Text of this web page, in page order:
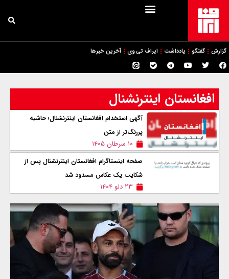
گزارش گفتگو یادداشت ایراف تی وی آخرین خبرها
افغانستان اینترنشنال
آگهی استخدام افغانستان اینترنشنال؛ حاشیه
پررنگ‌تر از متن
۱۰ سرطان ۱۴۰۵
صفحه اینستاگرام افغانستان اینترنشنال پس از
شکایت یک عکاس مسدود شد
۲۳ دلو ۱۴۰۴